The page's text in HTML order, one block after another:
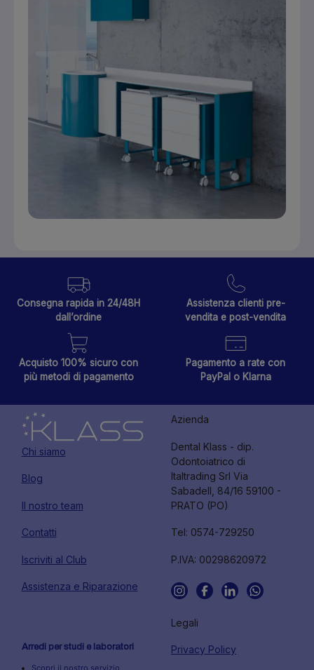
Consegna rapida in 24/48H
dall’ordine
Assistenza clienti pre-
vendita e post-vendita
Acquisto 100% sicuro con
più metodi di pagamento
Pagamento a rate con
PayPal o Klarna
Chi siamo
Blog
Il nostro team
Contatti
Iscriviti al Club
Assistenza e Riparazione
Azienda
Dental Klass - dip.
Odontoiatrico di
Italtrading Srl Via
Sabadell, 84/16 59100 -
PRATO (PO)
Tel: 0574-729250
P.IVA: 00298620972
Arredi per studi e laboratori
Legali
Privacy Policy